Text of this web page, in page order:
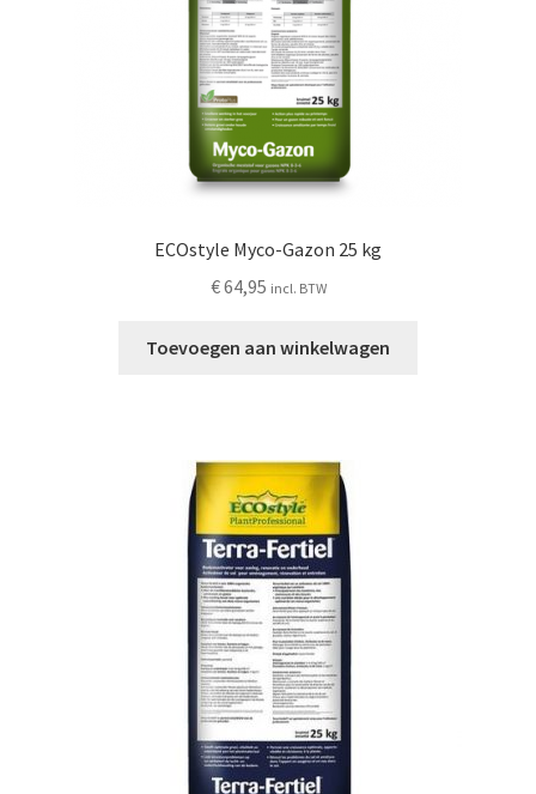
ECOstyle Myco-Gazon 25 kg
€64,95 incl. BTW
Toevoegen aan winkelwagen